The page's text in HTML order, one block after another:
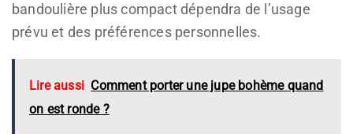
bandoulière plus compact dépendra de l’usage
prévu et des préférences personnelles.
Lire aussi Comment porter une jupe bohème quand
on est ronde ?